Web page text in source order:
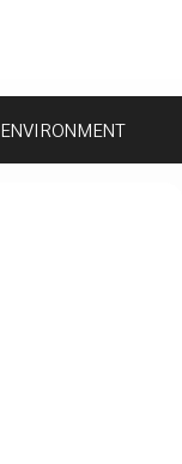
ENVIRONMENT